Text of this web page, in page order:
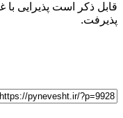
قابل ذکر است پذیرایی
پذیرفت.